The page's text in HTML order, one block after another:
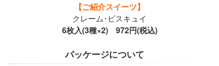
【ご紹介スイーツ】
クレーム･ビスキュイ
6枚入(3種×2) 972円(税込)
パッケージについて